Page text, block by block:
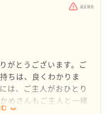
違反報告
がとうございます。ご
ちは、良くわかりま
は、ご主人がおひとり
めさんもご主人と一緒